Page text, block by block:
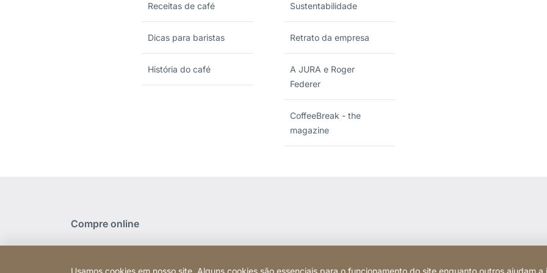
Receitas de café
Dicas para baristas
História do café
Sustentabilidade
Retrato da empresa
A JURA e Roger
Federer
CoffeeBreak - the
magazine
Compre online
Usamos cookies em nosso site. Alguns cookies são essenciais para o funcionamento do site enquanto outros ajudam a